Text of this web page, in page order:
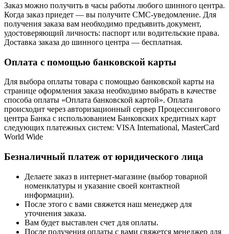
Заказ можно получить в часы работы любого шинного центра.
Когда заказ приедет — вы получите СМС-уведомление. Для
получения заказа вам необходимо предъявить документ,
удостоверяющий личность: паспорт или водительские права.
Доставка заказа до шинного центра — бесплатная.
Оплата с помощью банковской карты
Для выбора оплаты товара с помощью банковской карты на
странице оформления заказа необходимо выбрать в качестве
способа оплаты «Оплата банковской картой». Оплата
происходит через авторизационный сервер Процессингового
центра Банка с использованием Банковских кредитных карт
следующих платежных систем: VISA International, MasterCard
World Wide
Безналичный платеж от юридического лица
Делаете заказ в интернет-магазине (выбор товарной
номенклатуры и указание своей контактной
информации).
После этого с вами свяжется наш менеджер для
уточнения заказа.
Вам будет выставлен счет для оплаты.
После получения оплаты с вами свяжется менеджер для